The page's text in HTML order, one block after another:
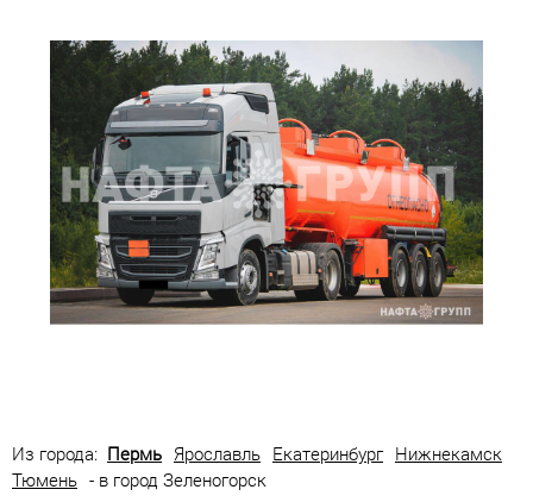
Из города: Пермь Ярославль Екатеринбург Нижнекамск
Тюмень - в город Зеленогорск